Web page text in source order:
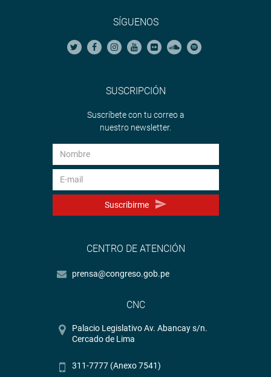
SÍGUENOS
SUSCRIPCIÓN
Suscríbete con tu correo a
nuestro newsletter.
Suscribirme
CENTRO DE ATENCIÓN
prensa@congreso.gob.pe
CNC
Palacio Legislativo Av. Abancay s/n.
Cercado de Lima
311-7777 (Anexo 7541)